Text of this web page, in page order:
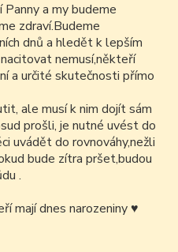
a my budeme
zdraví.Budeme
dnů a hledět k lepším
nemusí,někteří
a určité skutečnosti přímo
ale musí k nim dojít sám
prošli, je nutné uvést do
uvádět do rovnováhy,nežli
bude zítra pršet,budou
.
mají dnes narozeniny♥